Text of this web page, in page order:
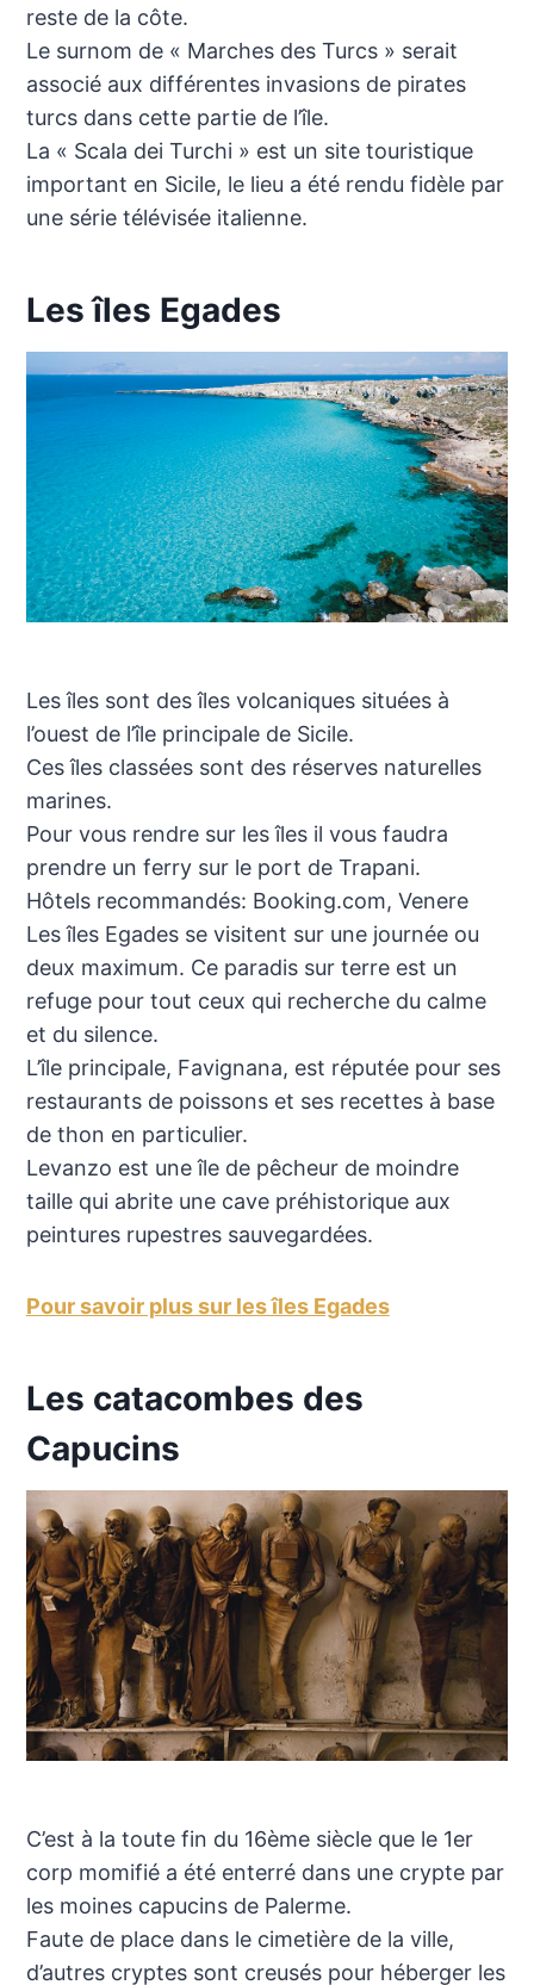
reste de la côte.
Le surnom de « Marches des Turcs » serait
associé aux différentes invasions de pirates
turcs dans cette partie de l’île.
La « Scala dei Turchi » est un site touristique
important en Sicile, le lieu a été rendu fidèle par
une série télévisée italienne.
Les îles Egades
Les îles sont des îles volcaniques situées à
l’ouest de l’île principale de Sicile.
Ces îles classées sont des réserves naturelles
marines.
Pour vous rendre sur les îles il vous faudra
prendre un ferry sur le port de Trapani.
Hôtels recommandés: Booking.com, Venere
Les îles Egades se visitent sur une journée ou
deux maximum. Ce paradis sur terre est un
refuge pour tout ceux qui recherche du calme
et du silence.
L’île principale, Favignana, est réputée pour ses
restaurants de poissons et ses recettes à base
de thon en particulier.
Levanzo est une île de pêcheur de moindre
taille qui abrite une cave préhistorique aux
peintures rupestres sauvegardées.
Pour savoir plus sur les îles Egades
Les catacombes des
Capucins
C’est à la toute fin du 16ème siècle que le 1er
corp momifié a été enterré dans une crypte par
les moines capucins de Palerme.
Faute de place dans le cimetière de la ville,
d’autres cryptes sont creusés pour héberger les